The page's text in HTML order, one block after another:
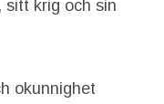
sitt krig och sin
okunnighet